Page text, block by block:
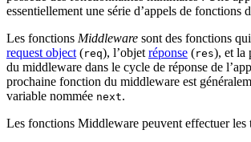
essentiellement une série d’appels de fonctions
Les fonctions Middleware sont des fonctions
request object (req), l’objet réponse (res), et la
du middleware dans le cycle de réponse de
prochaine fonction du middleware est
variable nommée next.
Les fonctions Middleware peuvent effectuer les